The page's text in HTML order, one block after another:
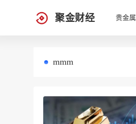
聚金财经 贵金属
mmm